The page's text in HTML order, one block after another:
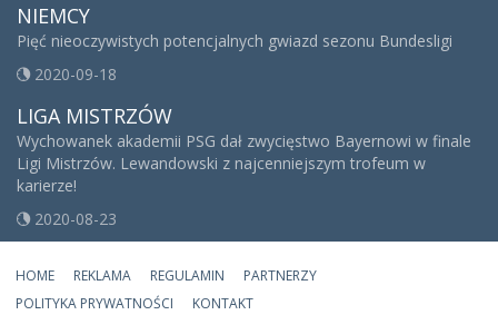
NIEMCY
Pięć nieoczywistych potencjalnych gwiazd sezonu Bundesligi
2020-09-18
LIGA MISTRZÓW
Wychowanek akademii PSG dał zwycięstwo Bayernowi w finale
Ligi Mistrzów. Lewandowski z najcenniejszym trofeum w
karierze!
2020-08-23
HOME REKLAMA REGULAMIN
PARTNERZY
POLITYKA PRYWATNOŚCI
KONTAKT